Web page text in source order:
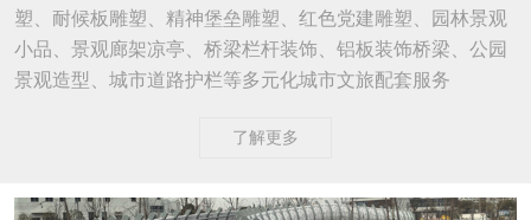
塑、耐候板雕塑、精神堡垒雕塑、红色党建雕塑、园林景观
小品、景观廊架凉亭、桥梁栏杆装饰、铝板装饰桥梁、公园
景观造型、城市道路护栏等多元化城市文旅配套服务
了解更多